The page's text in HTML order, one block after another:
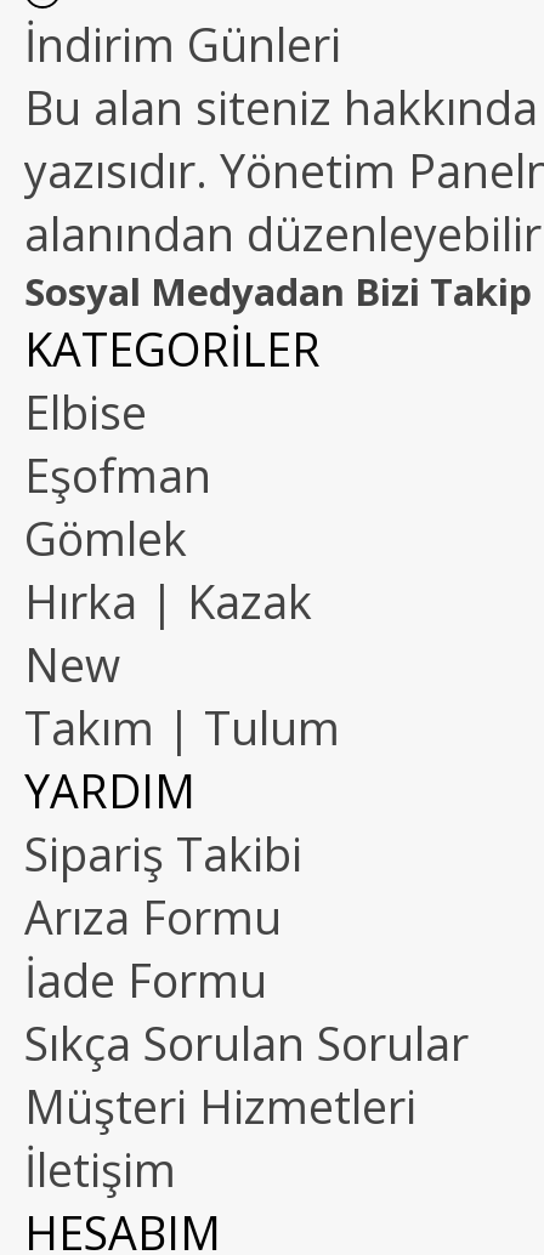
İndirim Günleri
Bu alan siteniz
yazısıdır. Yönetim
alanından
Sosyal Medyadan Bizi Takip
KATEGORİLER
Elbise
Eşofman
Gömlek
Hırka | Kazak
New
Takım | Tulum
YARDIM
Sipariş Takibi
Arıza Formu
İade Formu
Sıkça Sorulan Sorular
Müşteri Hizmetleri
İletişim
HESABIM